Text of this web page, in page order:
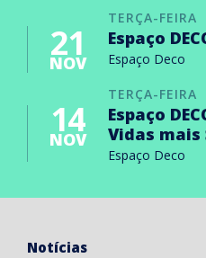
TERÇA-FEIRA
21
NOV
Espaço
Espaço Deco
TERÇA-FEIRA
14
NOV
Espaço
Vidas
Espaço Deco
Notícias